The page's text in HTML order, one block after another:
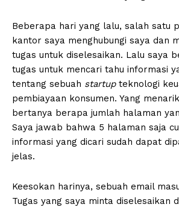
Beberapa hari yang lalu, salah satu
kantor saya menghubungi saya dan
tugas untuk diselesaikan. Lalu saya
tugas untuk mencari tahu informasi
tentang sebuah startupteknologi
pembiayaan konsumen. Yang
bertanya berapa jumlah halaman
Saya jawab bahwa 5 halaman saja
informasi yang dicari sudah dapat
jelas.
Keesokan harinya, sebuah email
Tugas yang saya minta diselesaikan